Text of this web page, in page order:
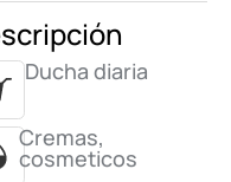
Ducha diaria
Cremas,
cosmeticos